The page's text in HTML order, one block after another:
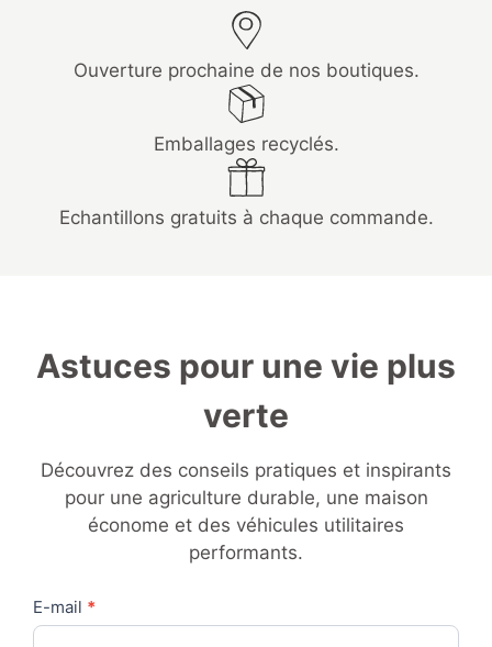
Ouverture prochaine de nos boutiques.
Emballages recyclés.
Echantillons gratuits à chaque commande.
Astuces pour une vie plus
verte
Découvrez des conseils pratiques et inspirants
pour une agriculture durable, une maison
économe et des véhicules utilitaires
performants.
Contact
Us
E-mail *